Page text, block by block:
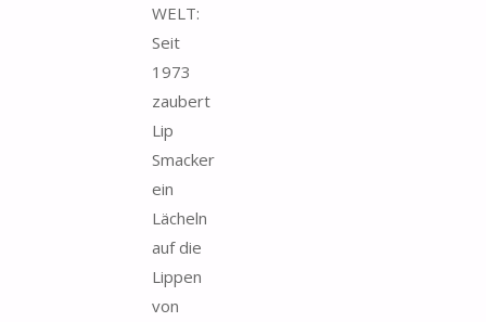
WELT:
Seit
1973
zaubert
Lip
Smacker
ein
Lächeln
auf die
Lippen
von